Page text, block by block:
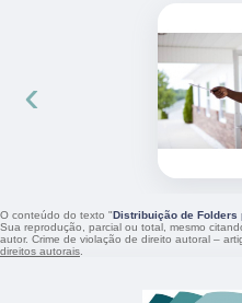
‹
O conteúdo do texto "Distribuição de Folders
Sua reprodução, parcial ou total, mesmo
autor. Crime de violação de direito autoral –
direitos autorais